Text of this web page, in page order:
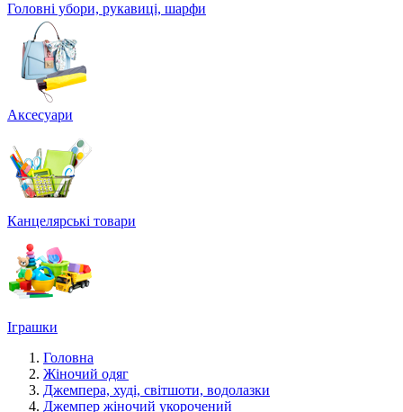
Головні убори, рукавиці, шарфи
Аксесуари
Канцелярські товари
Іграшки
Головна
Жіночий одяг
Джемпера, худі, світшоти, водолазки
Джемпер жіночий укорочений